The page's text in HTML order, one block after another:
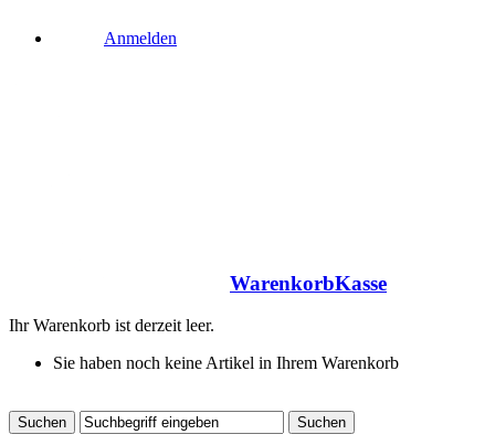
Anmelden
WarenkorbKasse
Ihr Warenkorb ist derzeit leer.
Sie haben noch keine Artikel in Ihrem Warenkorb